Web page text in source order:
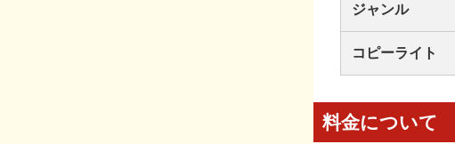
ジャンル
コピーライト
料金について